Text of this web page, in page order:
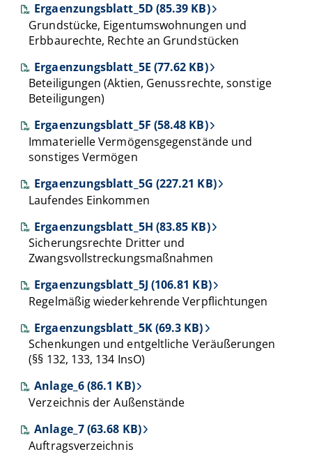
Ergaenzungsblatt_5D (85.39 KB)
Grundstücke, Eigentumswohnungen und
Erbbaurechte, Rechte an Grundstücken
Ergaenzungsblatt_5E (77.62 KB)
Beteiligungen (Aktien, Genussrechte, sonstige
Beteiligungen)
Ergaenzungsblatt_5F (58.48 KB)
Immaterielle Vermögensgegenstände und
sonstiges Vermögen
Ergaenzungsblatt_5G (227.21 KB)
Laufendes Einkommen
Ergaenzungsblatt_5H (83.85 KB)
Sicherungsrechte Dritter und
Zwangsvollstreckungsmaßnahmen
Ergaenzungsblatt_5J (106.81 KB)
Regelmäßig wiederkehrende Verpflichtungen
Ergaenzungsblatt_5K (69.3 KB)
Schenkungen und entgeltliche Veräußerungen
(§§ 132, 133, 134 InsO)
Anlage_6 (86.1 KB)
Verzeichnis der Außenstände
Anlage_7 (63.68 KB)
Auftragsverzeichnis